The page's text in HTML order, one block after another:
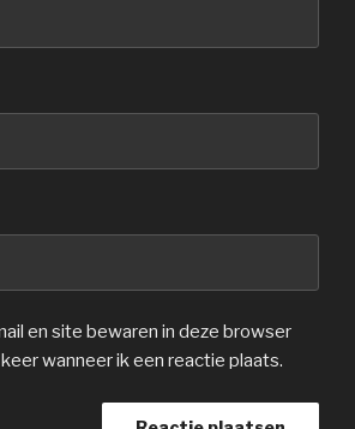
en site bewaren in deze browser
wanneer ik een reactie plaats.